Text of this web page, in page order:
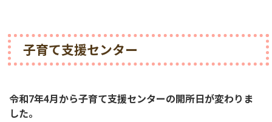
子育て支援センター
令和7年4月から子育て支援センターの開所日が変わりま
した。